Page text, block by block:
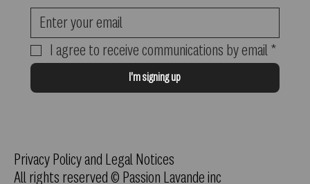
I agree to receive communications by email *
I'm signing up
Privacy Policy and Legal Notices
All rights reserved © Passion Lavande inc